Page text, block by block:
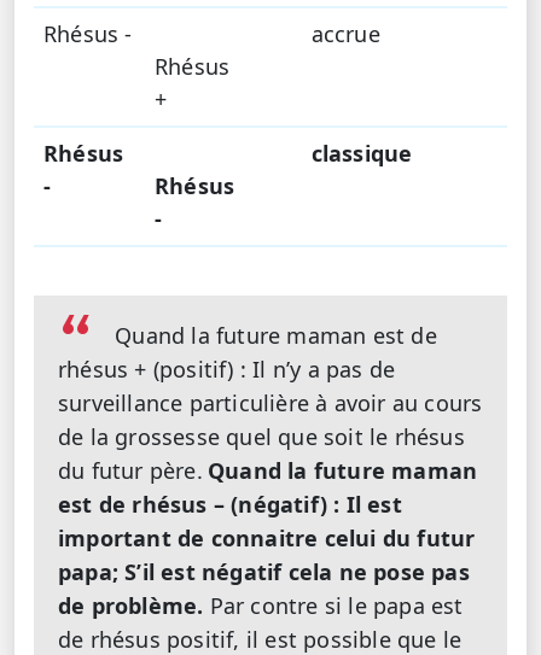
Rhésus -
Rhésus
+
accrue
Rhésus
-
Rhésus
-
classique
Quand la future maman est de
rhésus + (positif) : Il n’y a pas de
surveillance particulière à avoir au cours
de la grossesse quel que soit le rhésus
du futur père. Quand la future maman
est de rhésus – (négatif) : Il est
important de connaitre celui du futur
papa; S’il est négatif cela ne pose pas
de problème. Par contre si le papa est
de rhésus positif, il est possible que le